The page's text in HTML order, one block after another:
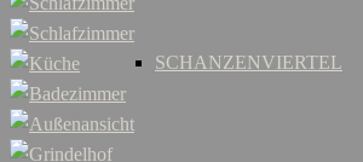
SCHANZENVIERTEL